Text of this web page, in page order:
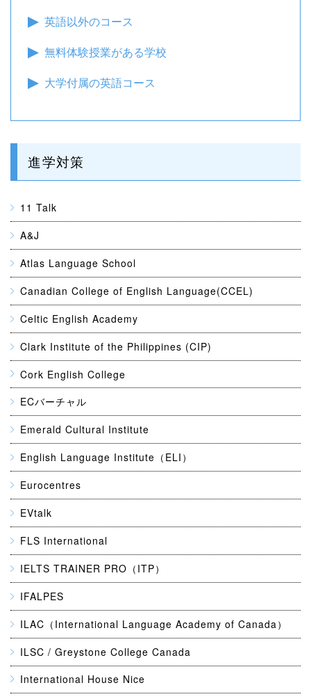
英語以外のコース
無料体験授業がある学校
大学付属の英語コース
進学対策
11 Talk
A&J
Atlas Language School
Canadian College of English Language(CCEL)
Celtic English Academy
Clark Institute of the Philippines (CIP)
Cork English College
ECバーチャル
Emerald Cultural Institute
English Language Institute（ELI）
Eurocentres
EVtalk
FLS International
IELTS TRAINER PRO（ITP）
IFALPES
ILAC（International Language Academy of Canada）
ILSC / Greystone College Canada
International House Nice